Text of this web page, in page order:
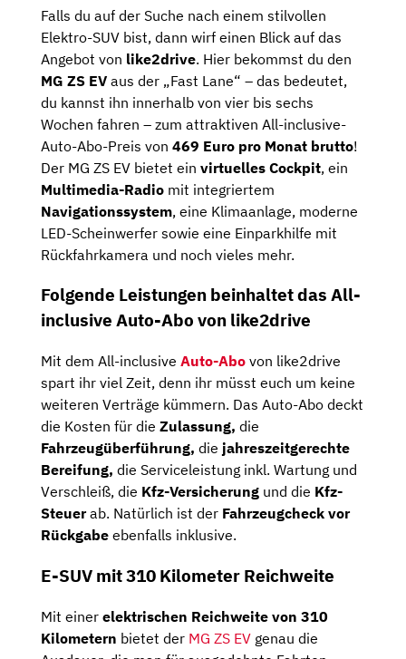
Falls du auf der Suche nach einem stilvollen
Elektro-SUV bist, dann wirf einen Blick auf das
Angebot von like2drive. Hier bekommst du den
MG ZS EV aus der „Fast Lane“ – das bedeutet,
du kannst ihn innerhalb von vier bis sechs
Wochen fahren – zum attraktiven All-inclusive-
Auto-Abo-Preis von 469 Euro pro Monat brutto!
Der MG ZS EV bietet ein virtuelles Cockpit, ein
Multimedia-Radio mit integriertem
Navigationssystem, eine Klimaanlage, moderne
LED-Scheinwerfer sowie eine Einparkhilfe mit
Rückfahrkamera und noch vieles mehr.
Folgende Leistungen beinhaltet das All-
inclusive Auto-Abo von like2drive
Mit dem All-inclusive Auto-Abo von like2drive
spart ihr viel Zeit, denn ihr müsst euch um keine
weiteren Verträge kümmern. Das Auto-Abo deckt
die Kosten für die Zulassung, die
Fahrzeugüberführung, die jahreszeitgerechte
Bereifung, die Serviceleistung inkl. Wartung und
Verschleiß, die Kfz-Versicherung und die Kfz-
Steuerab. Natürlich ist der Fahrzeugcheck vor
Rückgabe ebenfalls inklusive.
E-SUV mit 310 Kilometer Reichweite
Mit einer elektrischen Reichweite von 310
Kilometern bietet der MG ZS EV genau die